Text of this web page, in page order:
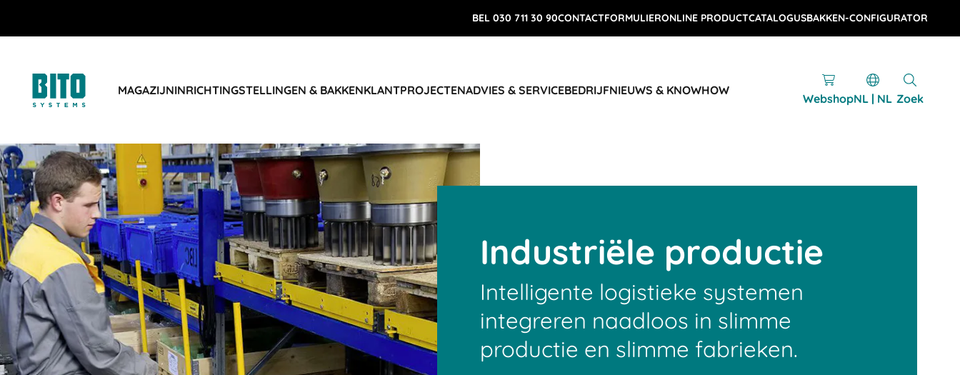
BEL 030 711 30 90CONTACTFORMULIERONLINE PRODUCTCATALOGUSBAKKEN-CONFIGURATOR
MAGAZIJNINRICHTINGSTELLINGEN & BAKKENKLANTPROJECTENADVIES & SERVICEBEDRIJFNIEUWS & KNOWHOW
WebshopNL | NL Zoek
Industriële productie
Intelligente logistieke systemen
integreren naadloos in slimme
productie en slimme fabrieken.